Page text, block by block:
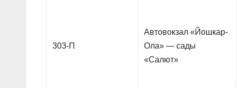
303-П
Автовокзал «Йошкар-
Ола» — сады
«Салют»